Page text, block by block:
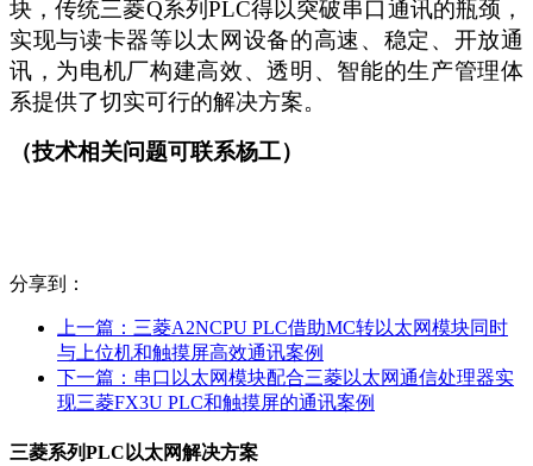
块，传统三菱Q系列PLC得以突破串口通讯的瓶颈，
实现与读卡器等以太网设备的高速、稳定、开放通
讯，为电机厂构建高效、透明、智能的生产管理体
系提供了切实可行的解决方案。
（技术相关问题可联系杨工）
分享到：
上一篇： 三菱A2NCPU PLC借助MC转以太网模块同时
与上位机和触摸屏高效通讯案例
下一篇： 串口以太网模块配合三菱以太网通信处理器实
现三菱FX3U PLC和触摸屏的通讯案例
三菱系列PLC以太网解决方案